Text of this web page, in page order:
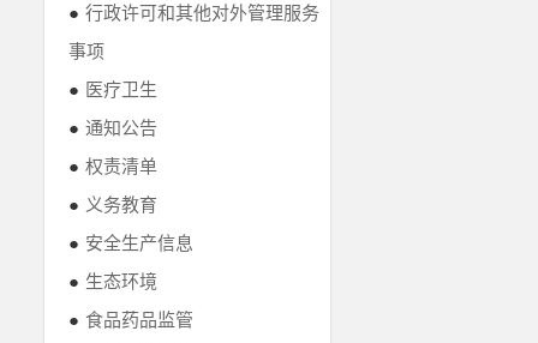
● 行政许可和其他对外管理服务
事项
● 医疗卫生
● 通知公告
● 权责清单
● 义务教育
● 安全生产信息
● 生态环境
● 食品药品监管